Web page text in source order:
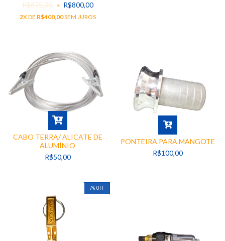
R$875,00
R$800,00
2X DE R$400,00SEM JUROS
CABO TERRA/ ALICATE DE
ALUMÍNIO
R$50,00
PONTEIRA PARA MANGOTE
R$100,00
7% OFF